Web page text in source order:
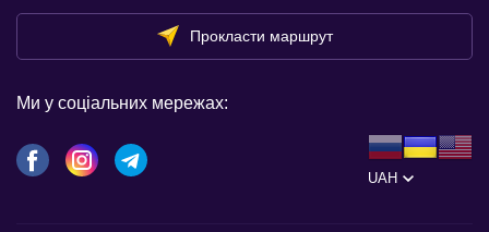
Прокласти маршрут
Ми у соціальних мережах:
UAH